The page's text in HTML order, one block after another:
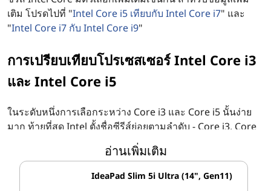
ตั
ด
สิ
น
เติม โปรดไปที่ "Intel Core i5 เทียบกับ Intel Core i7" และ
"Intel Core i7 กับ Intel Core i9"
การเปรียบเทียบโปรเซสเซอร์ Intel Core i3
และ Intel Core i5
ในระดับหนึ่งการเลือกระหว่าง Core i3 และ Core i5 นั้นง่าย
มาก ท้ายที่สุด Intel ตั้งชื่อซีรีส์ย่อยตามลําดับ - Core i3, Core
i5 และอื่น ๆ ดังนั้นไม่ใช่ พอที่จะรู้ว่าโดยทั่วไป Core i5 ที่มี
หมายเลขสูงกว่านั้น "ดีกว่า" กว่า Core i3 ที่มีหมายเลขต่ํา
กว่า? ใช่และไม่
อ่านเพิ่มเติม
IdeaPad Slim 5i Ultra (14", Gen11)